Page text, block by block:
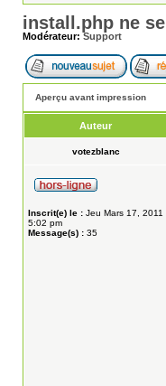
install.php ne
Modérateur:Support
Aperçu avant impression
Auteur
votezblanc
Inscrit(e) le : Jeu Mars 17, 2011
5:02 pm
Message(s) : 35